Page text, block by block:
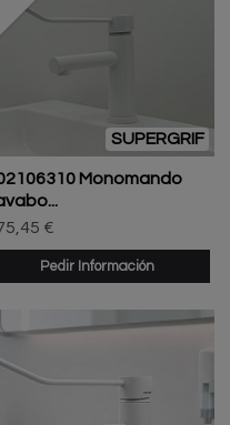
SUPERGRIF
Monomando
€
Pedir Información